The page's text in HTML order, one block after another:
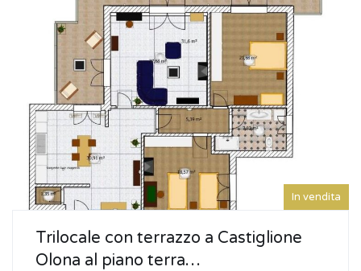
In vendita
Trilocale con terrazzo a Castiglione
Olona al piano terra…